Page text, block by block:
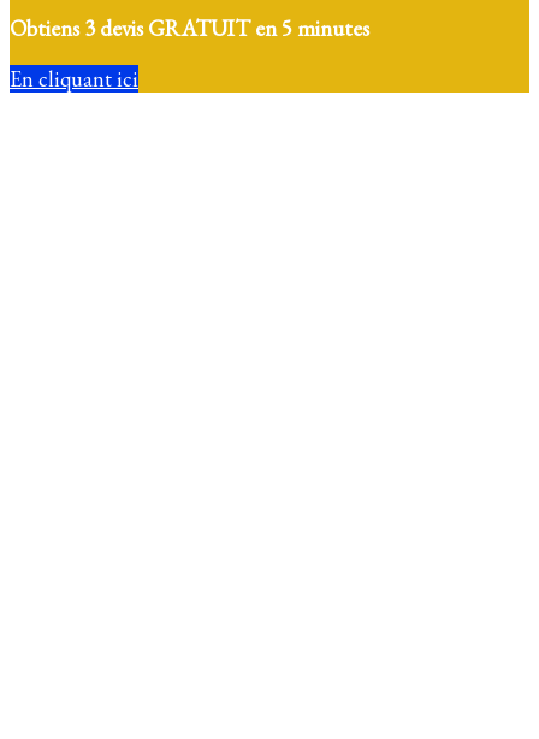
Obtiens 3 devis GRATUIT en 5 minutes
En cliquant ici